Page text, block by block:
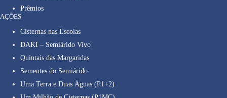
Prêmios
AÇÕES
Cisternas nas Escolas
DAKI – Semiárido Vivo
Quintais das Margaridas
Sementes do Semiárido
Uma Terra e Duas Águas (P1+2)